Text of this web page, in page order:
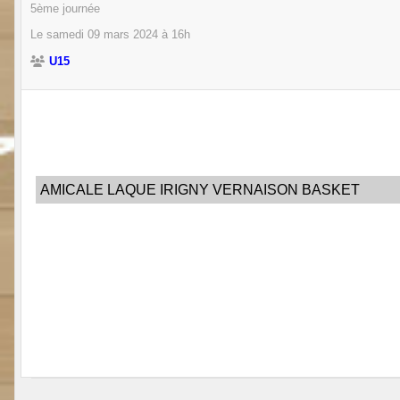
5ème journée
Le samedi 09 mars 2024 à 16h
U15
AMICALE LAQUE IRIGNY VERNAISON BASKET